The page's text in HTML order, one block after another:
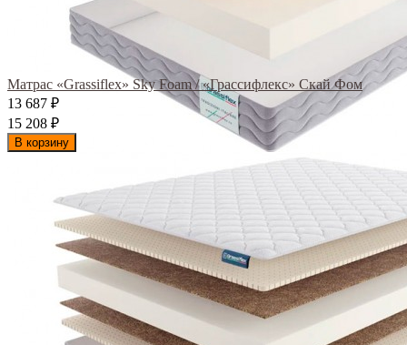
Матрас «Grassiflex» Sky Foam / «Грассифлекс» Скай Фом
13 687 ₽
15 208 ₽
В корзину